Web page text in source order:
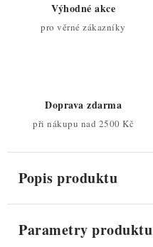
Výhodné akce
pro věrné zákazníky
Doprava zdarma
při nákupu nad 2500 Kč
Popis produktu
Parametry produktu